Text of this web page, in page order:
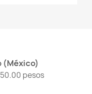
(México)
pesos